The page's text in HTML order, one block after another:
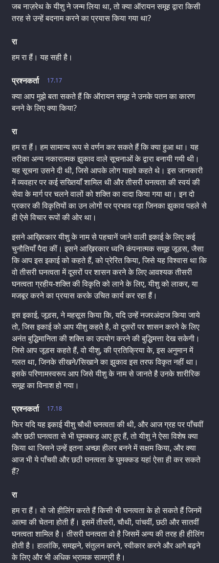
जब नाज़रेथ के यीशु ने जन्म लिया था, तो क्या ऑरायन समूह द्वारा किसी
तरह से उन्हें बदनाम करने का प्रयास किया गया था?
रा
हम रा हैं। यह सही है।
17.17
प्रश्नकर्ता
क्या आप मुझे बता सकते हैं कि ऑरायन समूह ने उनके पतन का कारण
बनने के लिए क्या किया?
रा
हम रा हैं। हम सामान्य रूप से वर्णन कर सकते हैं कि क्या हुआ था। यह
तरीका अन्य नकारात्मक झुकाव वाले सूचनाओं के द्वारा बनायी गयी थी।
यह सूचना उसने दी थी, जिसे आपके लोग याहवे कहते थे। इस जानकारी
में व्यवहार पर कई सख्तियाँ शामिल थी और तीसरी घनत्वता की स्वयं की
सेवा के मार्ग पर चलने वालों को शक्ति का वादा किया गया था। इन दो
प्रकार की विकृतियों का उन लोगों पर प्रभाव पड़ा जिनका झुकाव पहले से
ही ऐसे विचार रूपों की ओर था।
इसने आख़िरकार यीशु के नाम से पहचानें जाने वाली इकाई के लिए कई
चुनौतियाँ पैदा कीं। इसने आख़िरकार ध्वनि कंपनात्मक समूह जूडस, जैसा
कि आप इस इकाई को कहते हैं, को प्रेरित किया, जिसे यह विश्वास था कि
वो तीसरी घनत्वता में दूसरों पर शासन करने के लिए आवश्यक तीसरी
घनत्वता ग्रहीय-शक्ति की विकृति को लाने के लिए, यीशु को लाकर, या
मजबूर करने का प्रयास करके उचित कार्य कर रहा हैं।
इस इकाई, जूडस, ने महसूस किया कि, यदि उन्हें नजरअंदाज किया जाये
तो, जिस इकाई को आप यीशु कहते है, वो दूसरों पर शासन करने के लिए
अनंत बुद्धिमानिता की शक्ति का उपयोग करने की बुद्धिमत्ता देख सकेगी।
जिसे आप जूडस कहते हैं, वो यीशु, की प्रतिक्रिया के, इस अनुमान में
गलत था, जिनके सीखने/सिखाने का झुकाव इस तरफ विकृत नहीं था।
इसके परिणामस्वरूप आप जिसे यीशु के नाम से जानते है उनके शारीरिक
समूह का विनाश हो गया।
17.18
प्रश्नकर्ता
फिर यदि यह इकाई यीशु चौथी घनत्वता की थी, और आज ग्रह पर पाँचवीं
और छठी घनत्वता से भी घुमक्कड़ आए हुए हैं, तो यीशु ने ऐसा विशेष क्या
किया था जिसने उन्हें इतना अच्छा हीलर बनने में सक्षम किया, और क्या
आज भी ये पाँचवी और छठी घनत्वता के घुमक्कड यहां ऐसा ही कर सकते
हैं?
रा
हम रा हैं। वो जो हीलिंग करते हैं किसी भी घनत्वता के हो सकते हैं जिनमें
आत्मा की चेतना होती हैं। इसमें तीसरी, चौथी, पांचवीं, छठी और सातवीं
घनत्वता शामिल है। तीसरी घनत्वता वो है जिसमें अन्य की तरह ही हीलिंग
होती है। हालांकि, समझने, संतुलन करने, स्वीकार करने और आगे बढ़ने
के लिए और भी अधिक भ्रामक सामग्री है।